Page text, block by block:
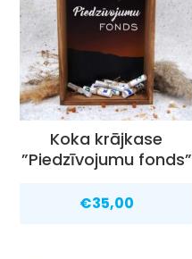
Koka krājkase
”Piedzīvojumu fonds”
€35,00